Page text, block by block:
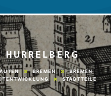
BREMEN
BREMEN
STADTTEILE